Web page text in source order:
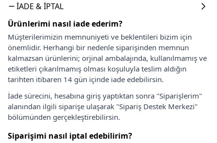
İADE & İPTAL
Ürünlerimi nasıl iade ederim?
Müşterilerimizin memnuniyeti ve beklentileri bizim için
önemlidir. Herhangi bir nedenle siparişinden memnun
kalmazsan ürünlerini; orjinal ambalajında, kullanılmamış ve
etiketleri çıkarılmamış olması koşuluyla teslim aldığın
tarihten itibaren 14 gün içinde iade edebilirsin.
İade sürecini, hesabına giriş yaptıktan sonra "Siparişlerim"
alanından ilgili siparişe ulaşarak "Sipariş Destek Merkezi"
bölümünden gerçekleştirebilirsin.
Siparişimi nasıl iptal edebilirim?